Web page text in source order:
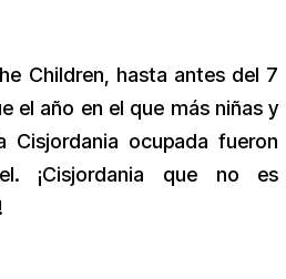
Children, hasta antes del 7
el año en el que más niñas y
Cisjordania ocupada fueron
¡Cisjordania que no es